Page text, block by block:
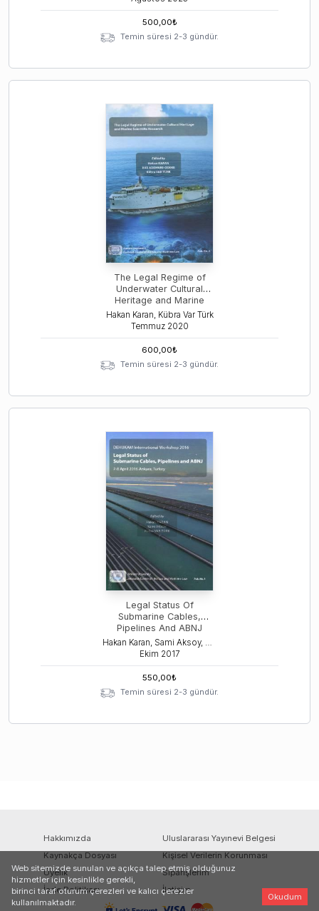
500,00₺
Temin süresi 2-3 gündür.
The Legal Regime of
Underwater Cultural
Heritage and Marine
Scientific Research
Hakan Karan, Kübra Var Türk
Temmuz 2020
600,00₺
Temin süresi 2-3 gündür.
Legal Status Of
Submarine Cables,
Pipelines And ABNJ
Hakan Karan, Sami Aksoy, Kübra Var Türk
Ekim 2017
550,00₺
Temin süresi 2-3 gündür.
Hakkımızda
Uluslararası Yayınevi Belgesi
Kaynakça Dosyası
Kişisel Verilerin Korunması
Üyelik
Siparişlerim
İade Politikası
İletişim
Web sitemizde sunulan ve açıkça talep etmiş olduğunuz
hizmetler için kesinlikle gerekli,
birinci taraf oturum çerezleri ve kalıcı çerezler
kullanılmaktadır.
Okudum